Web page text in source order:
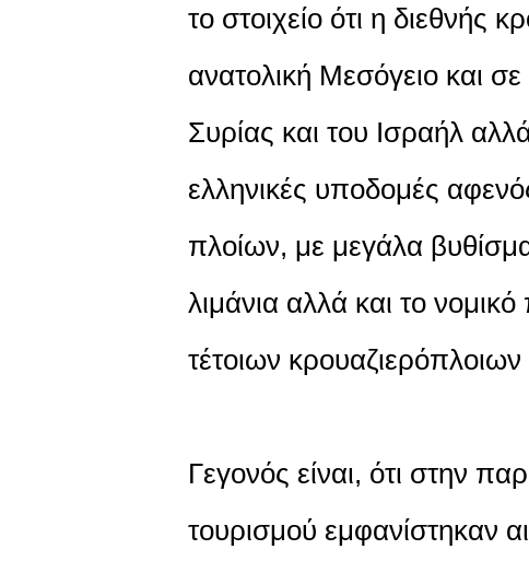
το στοιχείο ότι η διεθνής
ανατολική Μεσόγειο και
Συρίας και του Ισραήλ
ελληνικές υποδομές
πλοίων, με μεγάλα
λιμάνια αλλά και το
τέτοιων
Γεγονός είναι, ότι στην
τουρισμού εμφανίστηκαν